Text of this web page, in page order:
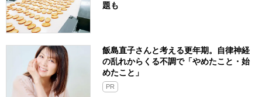
題も
飯島直子さんと考える更年期。自律神経
の乱れからくる不調で「やめたこと・始
めたこと」
PR